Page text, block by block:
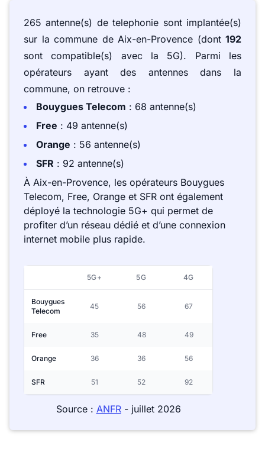
265 antenne(s) de telephonie sont implantée(s)
sur la commune de Aix-en-Provence (dont 192
sont compatible(s) avec la 5G). Parmi les
opérateurs ayant des antennes dans la
commune, on retrouve :
Bouygues Telecom : 68 antenne(s)
Free : 49 antenne(s)
Orange : 56 antenne(s)
SFR : 92 antenne(s)
À Aix-en-Provence, les opérateurs Bouygues
Telecom, Free, Orange et SFR ont également
déployé la technologie 5G+ qui permet de
profiter d’un réseau dédié et d’une connexion
internet mobile plus rapide.
5G+ 5G 4G
Bouygues
Telecom
45 56 67
Free 35 48 49
Orange 36 36 56
SFR 51 52 92
Source : ANFR- juillet 2026